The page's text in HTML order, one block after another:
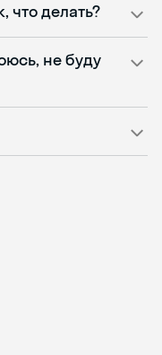
что делать?
не буду